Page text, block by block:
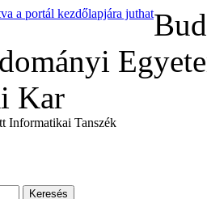
Kar
Informatikai Tanszék